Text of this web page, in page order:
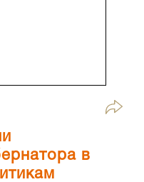
в